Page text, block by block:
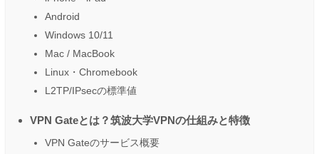
Android
Windows 10/11
Mac / MacBook
Linux・Chromebook
L2TP/IPsecの標準値
VPN Gateとは？筑波大学VPNの仕組みと特徴
VPN Gateのサービス概要